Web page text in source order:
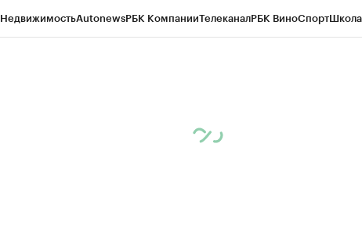
НедвижимостьAutonewsРБК КомпанииТелеканалРБК ВиноСпортШкола